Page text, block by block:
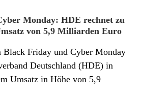
Monday: HDE rechnet zu
von 5,9 Milliarden Euro
Black Friday und Cyber Monday
Deutschland (HDE) in
Umsatz in Höhe von 5,9